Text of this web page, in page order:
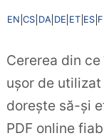
EN CS DA DE ET ES
Cererea din
ușor de
dorește să-și
PDF online